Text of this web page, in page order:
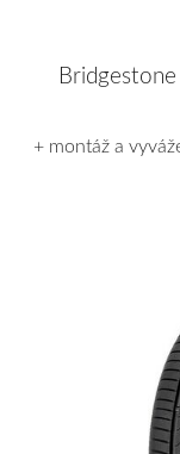
+ montáž a